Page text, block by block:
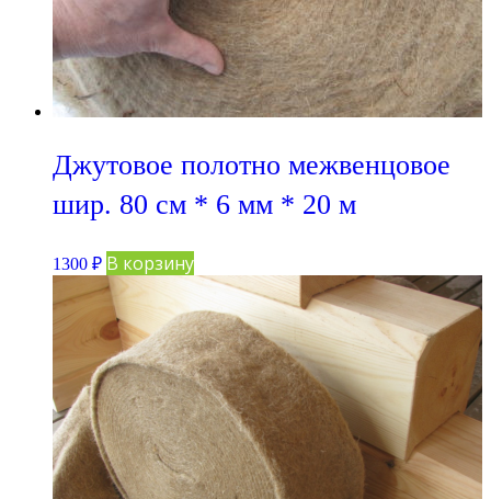
Джутовое полотно межвенцовое
шир. 80 см * 6 мм * 20 м
1300 ₽ В корзину